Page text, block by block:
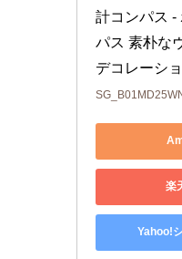
計コンパス -
パス 素朴な
デコレーシ
楽
Yahoo!